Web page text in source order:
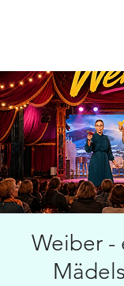
Weiber -